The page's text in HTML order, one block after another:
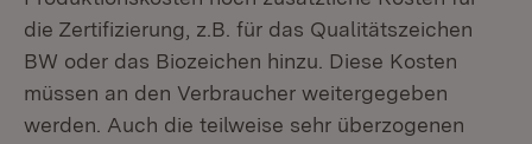
die Zertifizierung, z.B. für das Qualitätszeichen
BW oder das Biozeichen hinzu. Diese Kosten
müssen an den Verbraucher weitergegeben
werden. Auch die teilweise sehr überzogenen